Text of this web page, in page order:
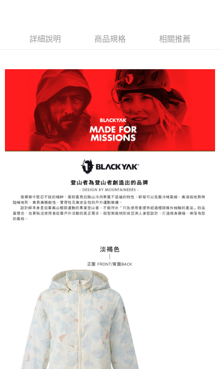
結帳頁面，進行簡訊認證並確認金額後，即可完成結帳。
※ 請注意：結帳手續完成當下不需立刻繳費，但若您需要取消訂單，請聯絡
購買商品的店家。未經商家同意取消之訂單仍視為有效，需透過AFTEE先享
後付繳納相關費用。
※ 交易是否成功請以「AFTEE先享後付 」之結帳頁面顯示為準，若有關於
是否繳費成功／繳費後需取消欲退款等相關疑問，請聯繫「AFTEE先享後付
客戶支援中心」https://netprotections.freshdesk.com/support/home
【注意事項】
１．透過由恩沛科技股份有限公司提供之「AFTEE先享後付」服務完成之交
易，需依本服務之必要範圍內提供個人資料，並將交易相關給付款項請求債
權轉讓予恩沛科技股份有限公司。
２．關於個人資料處理事宜，請瀏覽以下網址：
https://aftee.tw/terms/#terms3
３．未成年的使用者請事先徵得法定代理人或監護人之同意方可使用
「AFTEE先享後付」，若未經同意申辦者引起之損失，本公司不負相關責
任。
４．使用「AFTEE先享後付」時，將依據個別帳號之用戶狀況，依本公司即
恩沛科技股份有限公司將有權停止該用戶之使用額度並採取法律行動。
付款後全家取貨
萊爾富取貨付款
每筆NT$60，滿NT$799(含以上)免運費
付款後萊爾富取貨
每筆NT$60，滿NT$799(含以上)免運費
7-11取貨付款
每筆NT$60，滿NT$799(含以上)免運費
宅配
每筆NT$70，滿NT$799(含以上)免運費
詳細說明 商品規格 相關推薦